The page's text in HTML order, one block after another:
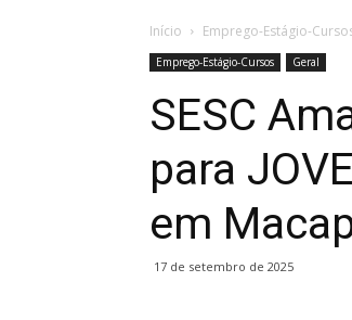
Início Emprego-Estágio-
Emprego-Estágio-Cursos Geral
SESC
para
em
17 de setembro de 2025